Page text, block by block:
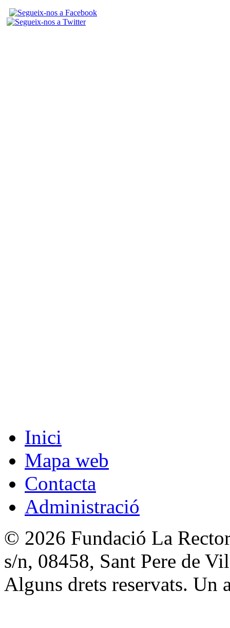
Inici
Mapa web
Contacta
Administració
© 2026 Fundació La
s/n, 08458, Sant Pere de
Alguns drets reservats. Un